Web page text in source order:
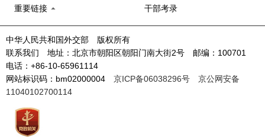
重要链接 干部考录
中华人民共和国外交部 版权所有
联系我们 地址：北京市朝阳区朝阳门南大街2号 邮编：100701
电话：+86-10-65961114
网站标识码：bm02000004 京ICP备06038296号
京公网安备
11040102700114